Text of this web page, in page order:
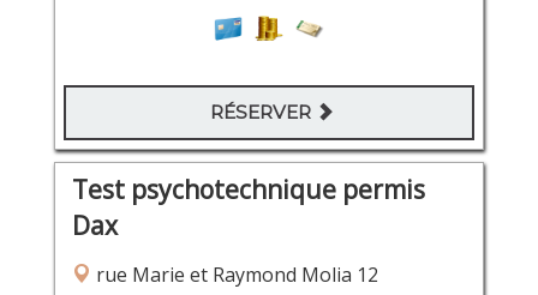
RÉSERVER
Test psychotechnique permis
Dax
rue Marie et Raymond Molia 12